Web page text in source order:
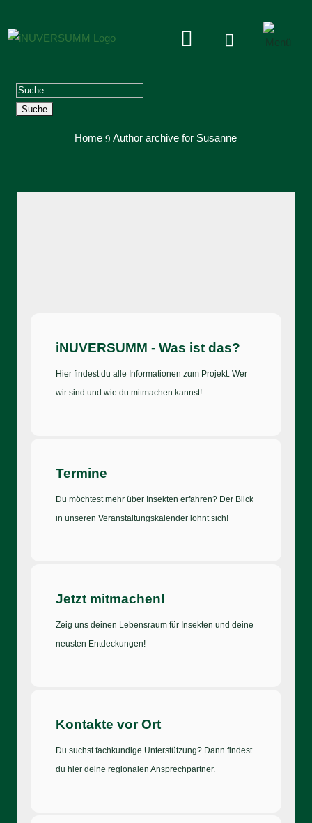
 
Suchen
nach:
Home 9 Author archive for Susanne
iNUVERSUMM - Was ist das?
Hier findest du alle Informationen zum Projekt: Wer
wir sind und wie du mitmachen kannst!
Termine
Du möchtest mehr über Insekten erfahren? Der Blick
in unseren Veranstaltungskalender lohnt sich!
Jetzt mitmachen!
Zeig uns deinen Lebensraum für Insekten und deine
neusten Entdeckungen!
Kontakte vor Ort
Du suchst fachkundige Unterstützung? Dann findest
du hier deine regionalen Ansprechpartner.